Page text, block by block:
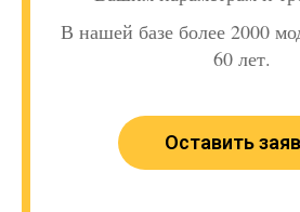
В нашей базе более 2000
60 лет.
Оставить